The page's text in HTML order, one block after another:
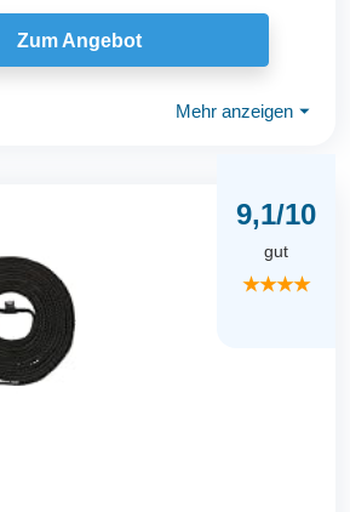
Zum Angebot
Mehr anzeigen ⏷
9,1/10
gut
★★★★